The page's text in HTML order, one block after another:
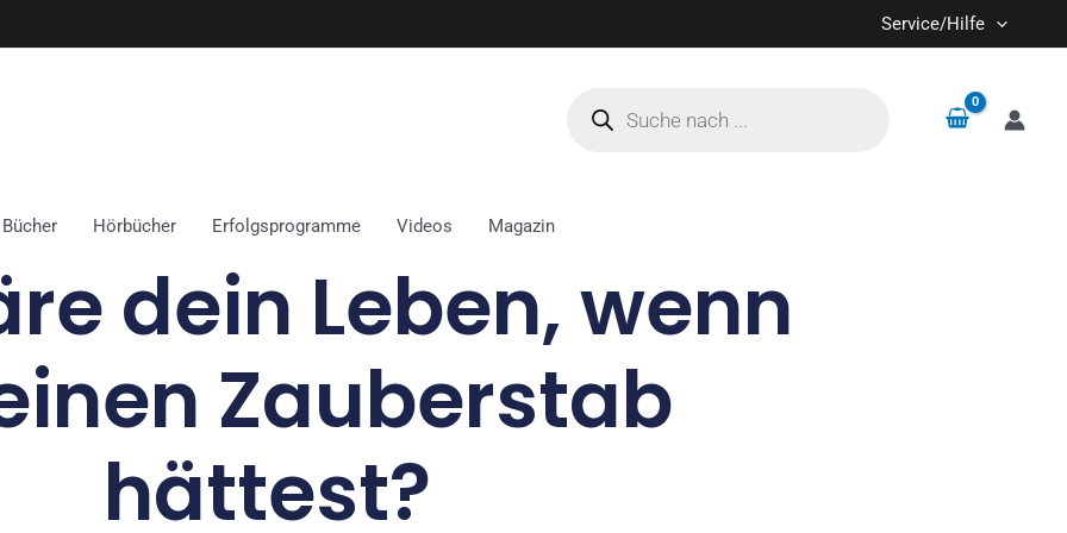
Service/Hilfe
search
Bücher Hörbücher Erfolgsprogramme Videos Magazin
dein Leben, wenn
Zauberstab
hättest?